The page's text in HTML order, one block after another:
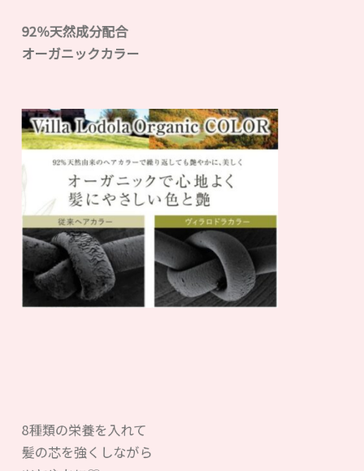
92％天然成分配合
オーガニックカラー
8種類の栄養を入れて
髪の芯を強くしながら